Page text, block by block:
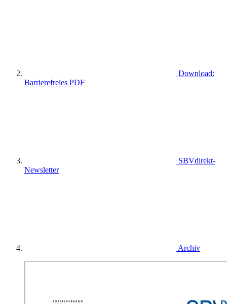
Download:
Barrierefreies PDF
SBVdirekt-
Newsletter
Archiv